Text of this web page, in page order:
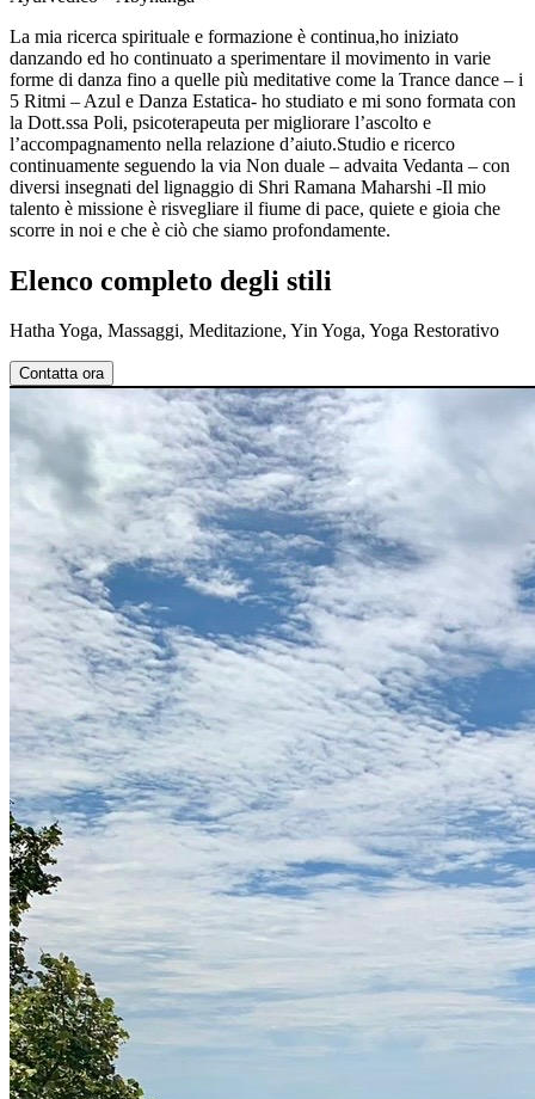
La mia ricerca spirituale e formazione è continua,ho iniziato
danzando ed ho continuato a sperimentare il movimento in varie
forme di danza fino a quelle più meditative come la Trance dance – i
5 Ritmi – Azul e Danza Estatica- ho studiato e mi sono formata con
la Dott.ssa Poli, psicoterapeuta per migliorare l’ascolto e
l’accompagnamento nella relazione d’aiuto.Studio e ricerco
continuamente seguendo la via Non duale – advaita Vedanta – con
diversi insegnati del lignaggio di Shri Ramana Maharshi -Il mio
talento è missione è risvegliare il fiume di pace, quiete e gioia che
scorre in noi e che è ciò che siamo profondamente.
Elenco completo degli stili
Hatha Yoga, Massaggi, Meditazione, Yin Yoga, Yoga Restorativo
Contatta ora